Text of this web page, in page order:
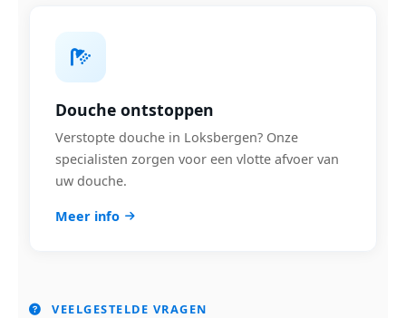
Douche ontstoppen
Verstopte douche in Loksbergen? Onze
specialisten zorgen voor een vlotte afvoer van
uw douche.
Meer info
VEELGESTELDE VRAGEN